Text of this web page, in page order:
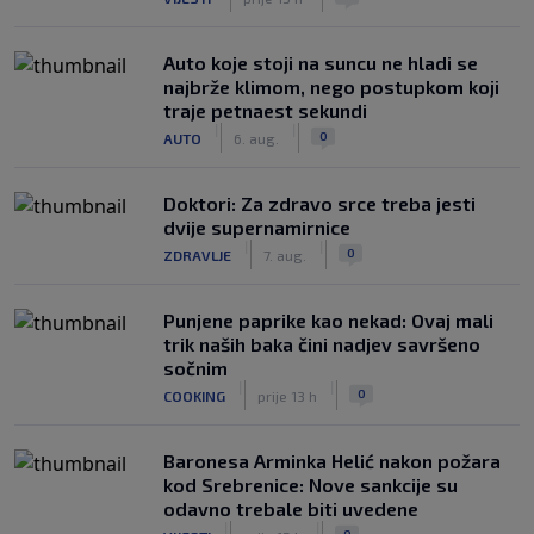
Auto koje stoji na suncu ne hladi se
najbrže klimom, nego postupkom koji
traje petnaest sekundi
AUTO 6. aug. 0
Doktori: Za zdravo srce treba jesti
dvije supernamirnice
ZDRAVLJE 7. aug. 0
Punjene paprike kao nekad: Ovaj mali
trik naših baka čini nadjev savršeno
sočnim
COOKING prije 13 h 0
Baronesa Arminka Helić nakon požara
kod Srebrenice: Nove sankcije su
odavno trebale biti uvedene